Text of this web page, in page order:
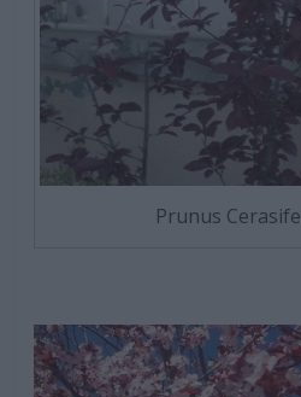
Prunus